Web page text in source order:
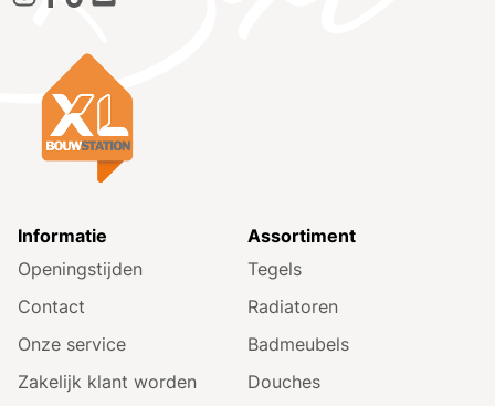
Informatie
Openingstijden
Contact
Onze service
Zakelijk klant worden
Assortiment
Tegels
Radiatoren
Badmeubels
Douches